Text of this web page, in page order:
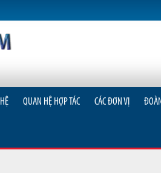
QUAN HỆ HỢP TÁC CÁC ĐƠN VỊ